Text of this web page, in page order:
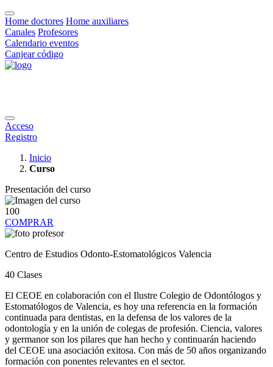
Home doctores Home auxiliares
Canales Profesores
Calendario eventos
Canjear código
Acceso
Registro
Inicio
Curso
Presentación del curso
100
COMPRAR
Centro de Estudios Odonto-Estomatológicos Valencia
40 Clases
El CEOE en colaboración con el Ilustre Colegio de Odontólogos y
Estomatólogos de Valencia, es hoy una referencia en la formación
continuada para dentistas, en la defensa de los valores de la
odontología y en la unión de colegas de profesión. Ciencia, valores
y germanor son los pilares que han hecho y continuarán haciendo
del CEOE una asociación exitosa. Con más de 50 años organizando
formación con ponentes relevantes en el sector.